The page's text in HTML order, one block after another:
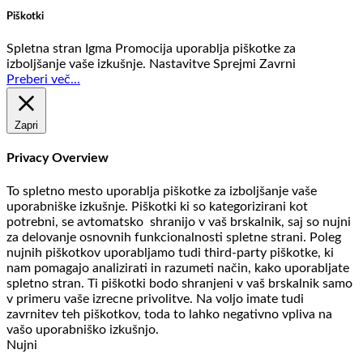
Piškotki
Spletna stran Igma Promocija uporablja piškotke za
izboljšanje vaše izkušnje. Nastavitve Sprejmi Zavrni
Preberi več...
Zapri
Privacy Overview
To spletno mesto uporablja piškotke za izboljšanje vaše
uporabniške izkušnje. Piškotki ki so kategorizirani kot
potrebni, se avtomatsko shranijo v vaš brskalnik, saj so nujni
za delovanje osnovnih funkcionalnosti spletne strani. Poleg
nujnih piškotkov uporabljamo tudi third-party piškotke, ki
nam pomagajo analizirati in razumeti način, kako uporabljate
spletno stran. Ti piškotki bodo shranjeni v vaš brskalnik samo
v primeru vaše izrecne privolitve. Na voljo imate tudi
zavrnitev teh piškotkov, toda to lahko negativno vpliva na
vašo uporabniško izkušnjo.
Nujni